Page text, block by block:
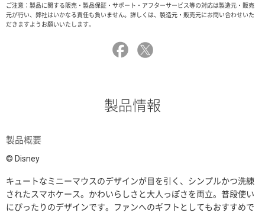
ご注意：製品に関する販売・製品保証・サポート・アフターサービス等の対応は製造元・販売
元が行い、弊社はいかなる責任も負いません。詳しくは、製造元・販売元にお問い合わせいた
だきますようお願いいたします。
製品情報
製品概要
© Disney
キュートなミニーマウスのデザインが目を引く、シンプルかつ洗練
されたスマホケース。かわいらしさと大人っぽさを両立。普段使い
にぴったりのデザインです。ファンへのギフトとしてもおすすめで